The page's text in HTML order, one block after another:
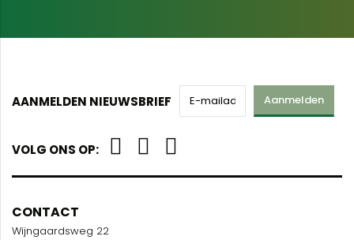
AANMELDEN NIEUWSBRIEF Aanmelden
VOLG ONS OP:
CONTACT
Wijngaardsweg 22